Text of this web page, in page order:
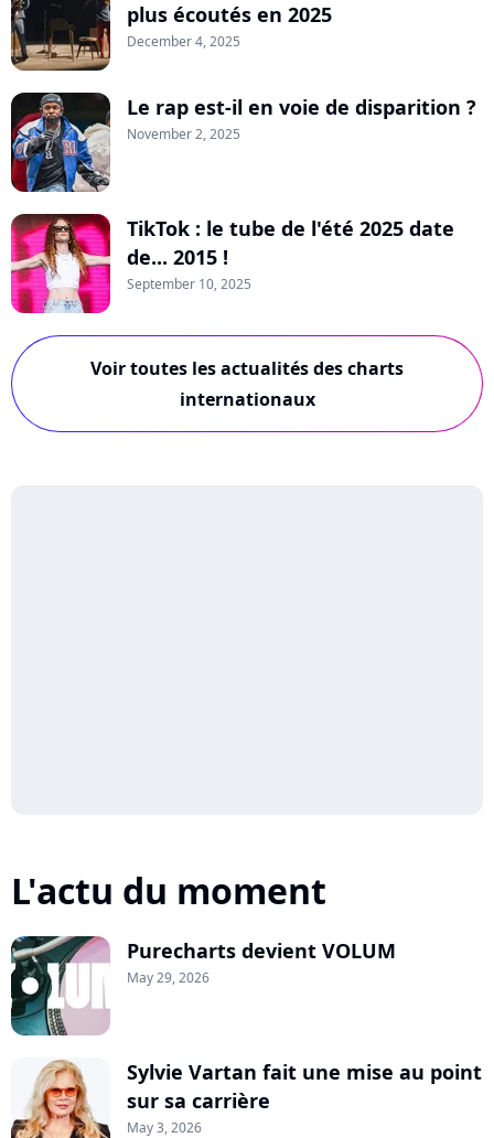
plus écoutés en 2025
December 4, 2025
Le rap est-il en voie de disparition ?
November 2, 2025
TikTok : le tube de l'été 2025 date
de... 2015 !
September 10, 2025
Voir toutes les actualités des charts
internationaux
L'actu du moment
Purecharts devient VOLUM
May 29, 2026
Sylvie Vartan fait une mise au point
sur sa carrière
May 3, 2026